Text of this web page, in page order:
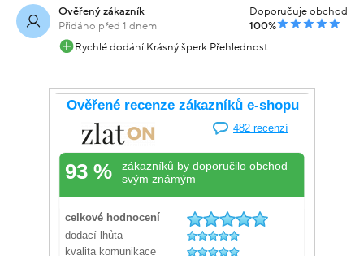
Ověřený zákazník
Přidáno před 1 dnem
Doporučuje obchod
100%
Rychlé dodání Krásný šperk Přehlednost